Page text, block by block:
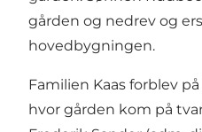
gården og nedrev og
hovedbygningen.
Familien Kaas forblev
hvor gården kom på